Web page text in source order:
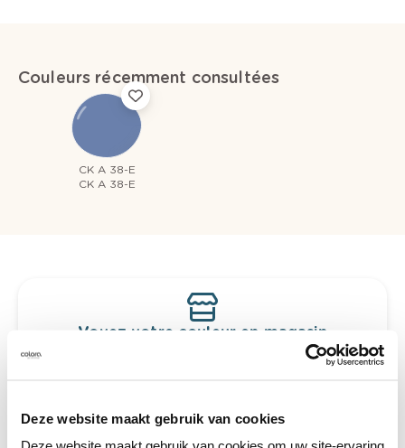
Deze website maakt gebruik van cookies
Deze website maakt gebruik van cookies om uw site-ervaring
Couleurs récemment consultées
CK A 38-E
CK A 38-E
Voyez votre couleur en magasin
Découvrez des échantillons de votre
votre couleur.